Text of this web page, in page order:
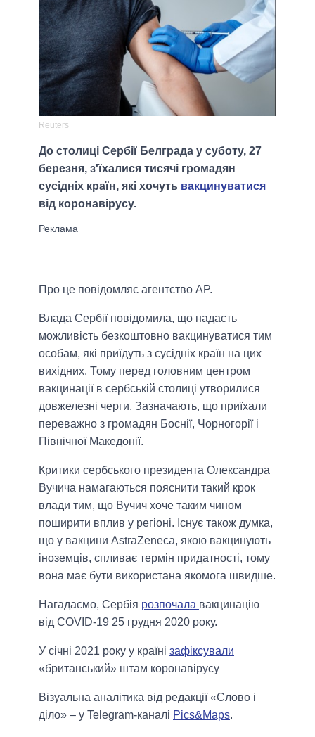
Reuters
До столиці Сербії Белграда у суботу, 27
березня, з'їхалися тисячі громадян
сусідніх країн, які хочуть вакцинуватися
від коронавірусу.
Про це повідомляє агентство AP.
Влада Сербії повідомила, що надасть
можливість безкоштовно вакцинуватися тим
особам, які приїдуть з сусідніх країн на цих
вихідних. Тому перед головним центром
вакцинації в сербській столиці утворилися
довжелезні черги. Зазначають, що приїхали
переважно з громадян Боснії, Чорногорії і
Північної Македонії.
Критики сербського президента Олександра
Вучича намагаються пояснити такий крок
влади тим, що Вучич хоче таким чином
поширити вплив у регіоні. Існує також думка,
що у вакцини AstraZeneca, якою вакцинують
іноземців, спливає термін придатності, тому
вона має бути використана якомога швидше.
Нагадаємо, Сербія розпочала вакцинацію
від COVID-19 25 грудня 2020 року.
У січні 2021 року у країні зафіксували
«британський» штам коронавірусу
Візуальна аналітика від редакції «Слово і
діло» – у Telegram-каналі Pics&Maps.